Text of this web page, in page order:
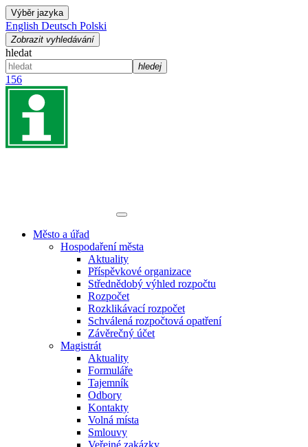
Výběr jazyka
English Deutsch Polski
Zobrazit vyhledávání
hledat
hledej
156
Město a úřad
Hospodaření města
Aktuality
Příspěvkové organizace
Střednědobý výhled rozpočtu
Rozpočet
Rozklikávací rozpočet
Schválená rozpočtová opatření
Závěrečný účet
Magistrát
Aktuality
Formuláře
Tajemník
Odbory
Kontakty
Volná místa
Smlouvy